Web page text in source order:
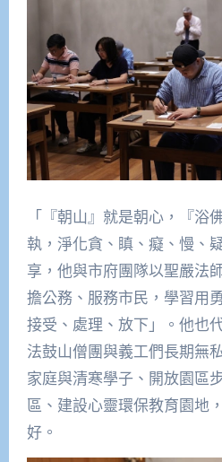
「『朝山』就是朝心，『浴
執，淨化貪、瞋、癡、慢、
享，他與市府團隊以聖嚴法
擔公務、服務市民，學習用
接受、處理、放下」。他也
法鼓山僧團與義工們長期無
家庭與清寒學子、開放園區
區、建設心靈環保教育園地
好。